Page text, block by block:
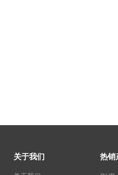
关于我们 热销